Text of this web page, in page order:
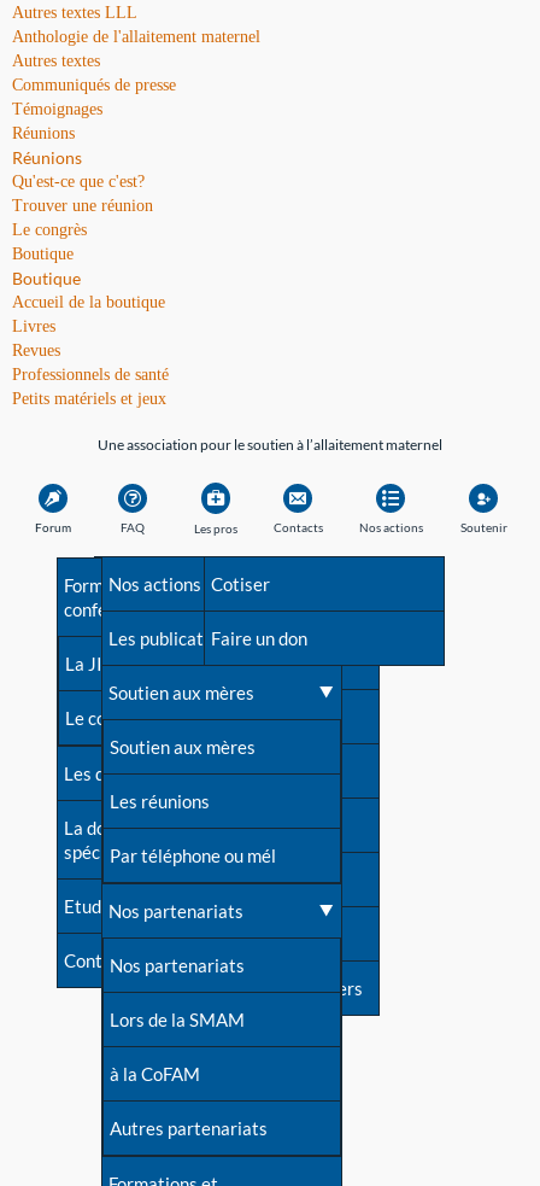
Autres textes LLL
Anthologie de l'allaitement maternel
Autres textes
Communiqués de presse
Témoignages
Réunions
Réunions
Qu'est-ce que c'est?
Trouver une réunion
Le congrès
Boutique
Boutique
Accueil de la boutique
Livres
Revues
Professionnels de santé
Petits matériels et jeux
Une association pour le soutien à l’allaitement maternel
Forum FAQ
Avant la naissance
Les débuts
Une difficulté d'allaitement ?
Cas particuliers
Mythes et vérités
Devenir animatrice ?
Une question sur le site
Les pros
Formations et
conférences
La JIA
Le congrès
Les dossiers de l'allaitement
La documentation
spécialisée
Etudes récentes
Contact
Contacts
Besoin d'aide?
Répertoire de tous les
contacts
Contact presse
Dossier de presse
Soutenir LLL
Livre d'or
Forum
S'inscrire à nos newsletters
Nos actions
Nos actions
Les publications
Soutien aux mères
Soutien aux mères
Les réunions
Par téléphone ou mél
Nos partenariats
Nos partenariats
Lors de la SMAM
à la CoFAM
Autres partenariats
Soutenir
Cotiser
Faire un don